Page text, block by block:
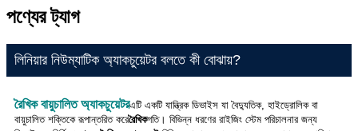
পণ্যের ট্যাগ
লিনিয়ার নিউম্যাটিক অ্যাকচুয়েটর বলতে কী বোঝায়?
রৈখিক বায়ুচালিত অ্যাকচুয়েটরএটি একটি যান্ত্রিক ডিভাইস যা বৈদ্যুতিক, হাইড্রোলিক বা
বায়ুচালিত শক্তিকে রূপান্তরিত করেরৈখিকগতি। বিভিন্ন ধরণের রাইজিং স্টেম পরিচালনার জন্য